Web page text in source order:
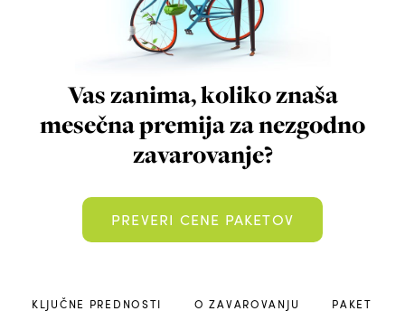
Vas zanima, koliko znaša
mesečna premija za nezgodno
zavarovanje?
PREVERI CENE PAKETOV
KLJUČNE PREDNOSTI O ZAVAROVANJU PAKETI IN